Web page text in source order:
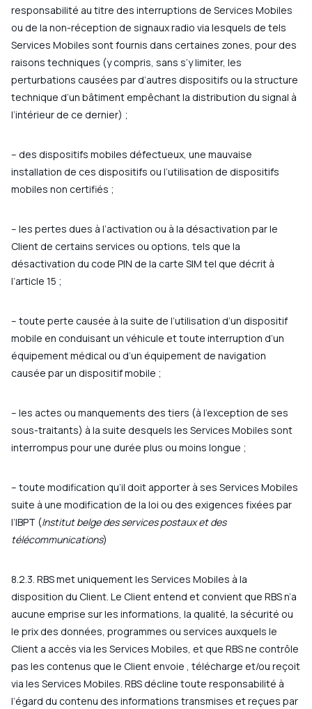
responsabilité au titre des interruptions de Services Mobiles
ou de la non-réception de signaux radio via lesquels de tels
Services Mobiles sont fournis dans certaines zones, pour des
raisons techniques (y compris, sans s’y limiter, les
perturbations causées par d’autres dispositifs ou la structure
technique d’un bâtiment empêchant la distribution du signal à
l’intérieur de ce dernier) ;
– des dispositifs mobiles défectueux, une mauvaise
installation de ces dispositifs ou l’utilisation de dispositifs
mobiles non certifiés ;
– les pertes dues à l’activation ou à la désactivation par le
Client de certains services ou options, tels que la
désactivation du code PIN de la carte SIM tel que décrit à
l’article 15 ;
– toute perte causée à la suite de l’utilisation d’un dispositif
mobile en conduisant un véhicule et toute interruption d’un
équipement médical ou d’un équipement de navigation
causée par un dispositif mobile ;
– les actes ou manquements des tiers (à l’exception de ses
sous-traitants) à la suite desquels les Services Mobiles sont
interrompus pour une durée plus ou moins longue ;
– toute modification qu’il doit apporter à ses Services Mobiles
suite à une modification de la loi ou des exigences fixées par
l’IBPT (Institut belge des services postaux et des
télécommunications)
8.2.3. RBS met uniquement les Services Mobiles à la
disposition du Client. Le Client entend et convient que RBS n’a
aucune emprise sur les informations, la qualité, la sécurité ou
le prix des données, programmes ou services auxquels le
Client a accès via les Services Mobiles, et que RBS ne contrôle
pas les contenus que le Client envoie , télécharge et/ou reçoit
via les Services Mobiles. RBS décline toute responsabilité à
l’égard du contenu des informations transmises et reçues par